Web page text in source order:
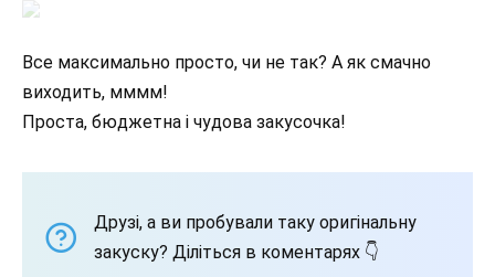
Все максимально просто, чи не так? А як смачно
виходить, мммм!
Проста, бюджетна і чудова закусочка!
Друзі, а ви пробували таку оригінальну
закуску? Діліться в коментарях 👇